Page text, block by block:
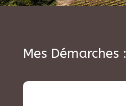
Mes Démarches :